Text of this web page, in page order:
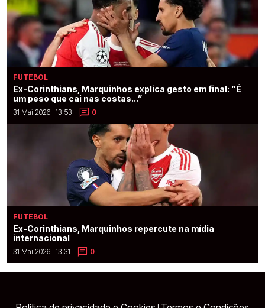
FUTEBOL
Ex-Corinthians, Marquinhos explica gesto em final: “É
um peso que cai nas costas...”
31 Mai 2026 | 13:53 0
FUTEBOL
Ex-Corinthians, Marquinhos repercute na mídia
internacional
31 Mai 2026 | 13:31 0